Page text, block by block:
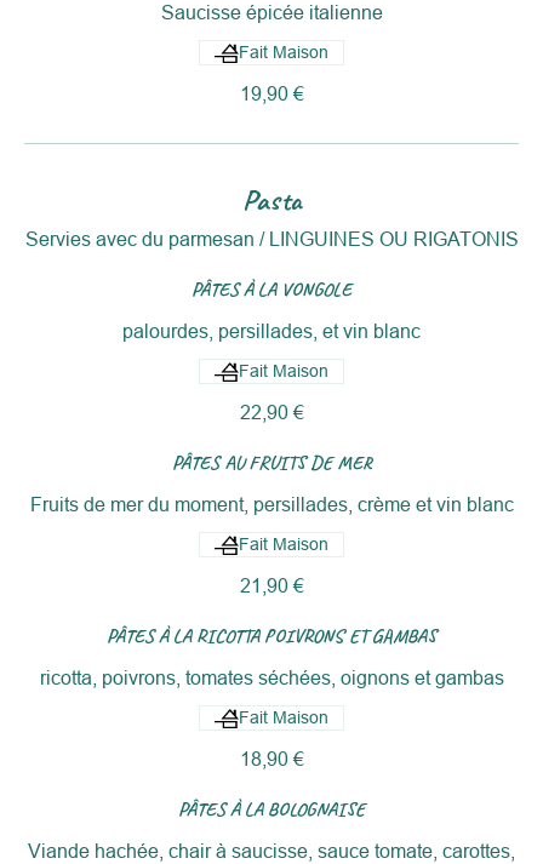
Saucisse épicée italienne
19,90 €
Fait Maison
Pasta
Servies avec du parmesan / LINGUINES OU RIGATONIS
PÂTES À LA VONGOLE
palourdes, persillades, et vin blanc
22,90 €
Fait Maison
PÂTES AU FRUITS DE MER
Fruits de mer du moment, persillades, crème et vin blanc
21,90 €
Fait Maison
PÂTES À LA RICOTTA POIVRONS ET GAMBAS
ricotta, poivrons, tomates séchées, oignons et gambas
18,90 €
Fait Maison
PÂTES À LA BOLOGNAISE
Viande hachée, chair à saucisse, sauce tomate, carottes,